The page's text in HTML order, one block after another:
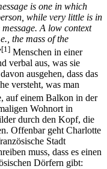
is one in which
while very little is in
A low context
the mass of the
[1] Menschen in einer
verbal aus, was sie
ausgehen, dass das
versteht, was man
auf einem Balkon in der
Wohnort in
durch den Kopf, die
Offenbar geht Charlotte
Stadt
muss, dass es einen
Dörfern gibt: